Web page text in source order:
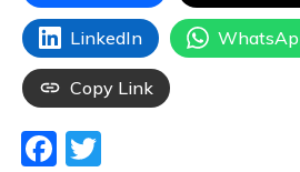
LinkedIn
Copy Link
Facebook